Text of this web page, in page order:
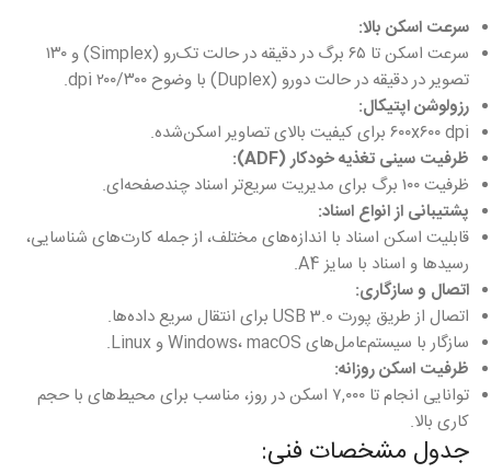
سرعت اسکن بالا:
سرعت اسکن تا ۶۵ برگ در دقیقه در حالت تک‌رو (Simplex) و ۱۳۰
تصویر در دقیقه در حالت دورو (Duplex) با وضوح ۲۰۰/۳۰۰ dpi.
رزولوشن اپتیکال:
۶۰۰x۶۰۰ dpi برای کیفیت بالای تصاویر اسکن‌شده.
ظرفیت سینی تغذیه خودکار (ADF):
ظرفیت ۱۰۰ برگ برای مدیریت سریع‌تر اسناد چندصفحه‌ای.
پشتیبانی از انواع اسناد:
قابلیت اسکن اسناد با اندازه‌های مختلف، از جمله کارت‌های شناسایی،
رسیدها و اسناد با سایز A4.
اتصال و سازگاری:
اتصال از طریق پورت USB 3.0 برای انتقال سریع داده‌ها.
سازگار با سیستم‌عامل‌های Windows، macOS و Linux.
ظرفیت اسکن روزانه:
توانایی انجام تا ۷,۰۰۰ اسکن در روز، مناسب برای محیط‌های با حجم
کاری بالا.
جدول مشخصات فنی: